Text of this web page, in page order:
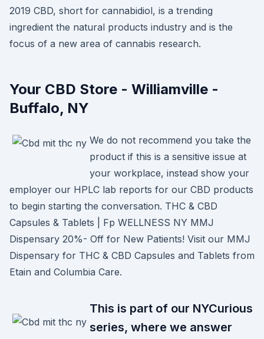
2019 CBD, short for cannabidiol, is a trending
ingredient the natural products industry and is the
focus of a new area of cannabis research.
Your CBD Store - Williamville -
Buffalo, NY
We do not recommend you take the
product if this is a sensitive issue at
your workplace, instead show your
employer our HPLC lab reports for our CBD products
to begin starting the conversation. THC & CBD
Capsules & Tablets | Fp WELLNESS NY MMJ
Dispensary 20%- Off for New Patients! Visit our MMJ
Dispensary for THC & CBD Capsules and Tablets from
Etain and Columbia Care.
This is part of our NYCurious
series, where we answer